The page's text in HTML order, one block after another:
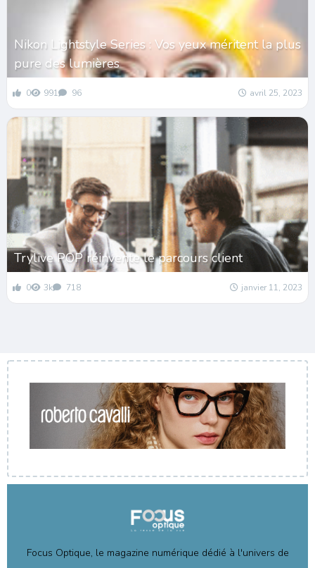
Nikon Lightstyle Series : Vos yeux méritent la plus
pure des lumières
0 991 96 avril 25, 2023
Trylive POP réinvente le parcours client
0 3k 718 janvier 11, 2023
Focus Optique, le magazine numérique dédié à l'univers de